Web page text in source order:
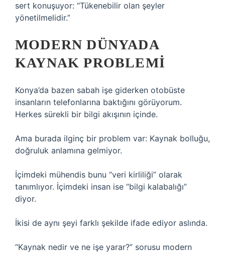
sert konuşuyor: “Tükenebilir olan şeyler
yönetilmelidir.”
MODERN DÜNYADA
KAYNAK PROBLEMI
Konya’da bazen sabah işe giderken otobüste
insanların telefonlarına baktığını görüyorum.
Herkes sürekli bir bilgi akışının içinde.
Ama burada ilginç bir problem var: Kaynak bolluğu,
doğruluk anlamına gelmiyor.
İçimdeki mühendis bunu “veri kirliliği” olarak
tanımlıyor. İçimdeki insan ise “bilgi kalabalığı”
diyor.
İkisi de aynı şeyi farklı şekilde ifade ediyor aslında.
“Kaynak nedir ve ne işe yarar?” sorusu modern